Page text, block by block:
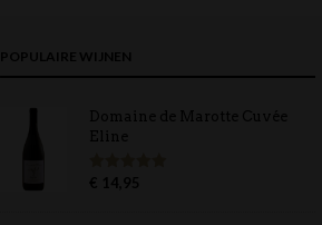
POPULAIRE WIJNEN
Domaine de Marotte Cuvée
Eline
Gewaardeerd
€ 14,95